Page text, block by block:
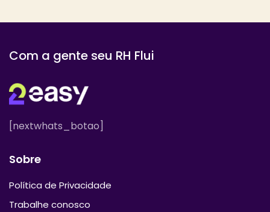
Com a gente seu RH Flui
[nextwhats_botao]
Sobre
Política de Privacidade
Trabalhe conosco